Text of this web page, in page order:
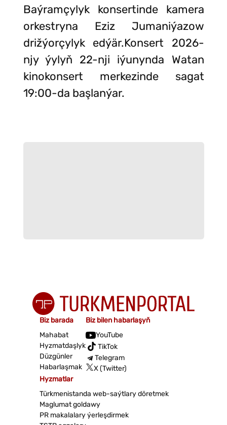
Baýramçylyk konsertinde kamera
orkestryna Eziz Jumaniýazow
drižýorçylyk edýär.Konsert 2026-
njy ýylyň 22-nji iýunynda Watan
kinokonsert merkezinde sagat
19:00-da başlanýar.
Biz barada
Mahabat
Hyzmatdaşlyk
Düzgünler
Habarlaşmak
Biz bilen habarlaşyň
YouTube
TikTok
Telegram
X (Twitter)
Hyzmatlar
Türkmenistanda web-saýtlary döretmek
Maglumat goldawy
PR makalalary ýerleşdirmek